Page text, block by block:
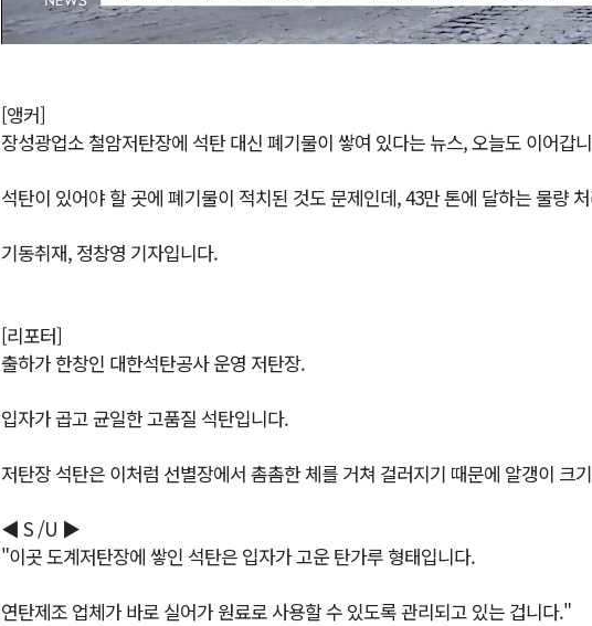
[앵커]
장성광업소 철암저탄장에 석탄 대신 폐기물이 쌓여 있다는 뉴스, 오늘도 이어갑
석탄이 있어야 할 곳에 폐기물이 적치된 것도 문제인데, 43만 톤에 달하는 물량
기동취재, 정창영 기자입니다.
[리포터]
출하가 한창인 대한석탄공사 운영 저탄장.
입자가 곱고 균일한 고품질 석탄입니다.
저탄장 석탄은 이처럼 선별장에서 촘촘한 체를 거쳐 걸러지기 때문에 알갱이 크
◀ S /U ▶
"이곳 도계저탄장에 쌓인 석탄은 입자가 고운 탄가루 형태입니다.
연탄제조 업체가 바로 실어가 원료로 사용할 수 있도록 관리되고 있는 겁니다."